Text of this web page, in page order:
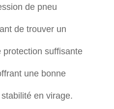
de pneu
de trouver un
suffisante
une bonne
en virage.